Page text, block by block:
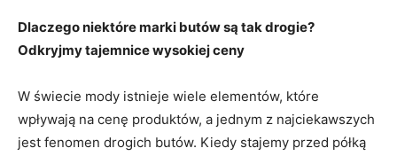
Dlaczego niektóre marki butów są tak drogie?
Odkryjmy tajemnice wysokiej ‍ceny
W świecie mody istnieje wiele⁢ elementów, które‍
wpływają na cenę ​produktów,⁣ a jednym ⁤z najciekawszych‌
jest‌ fenomen drogich butów. Kiedy‍ stajemy ⁣przed półką